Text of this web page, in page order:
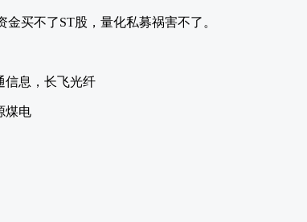
买不了ST股，量化私募祸害不了。
信息，长飞光纤
煤电